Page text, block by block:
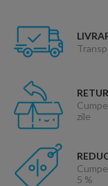
zile
5 %